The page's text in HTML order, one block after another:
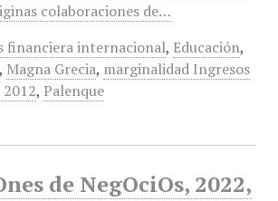
colaboraciones de…
financiera internacional, Educación,
Magna Grecia, marginalidad Ingresos
, Palenque
de NegOciOs, 2022,